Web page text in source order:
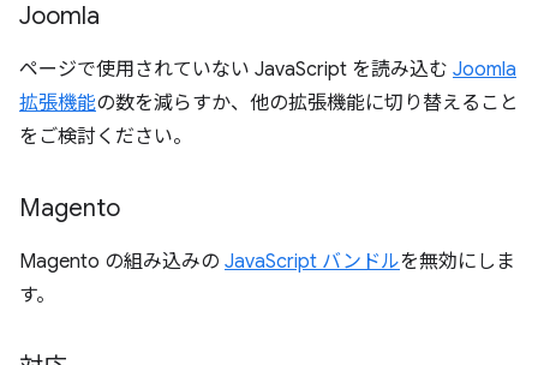
Joomla
ページで使用されていない JavaScript を読み込む Joomla
拡張機能の数を減らすか、他の拡張機能に切り替えること
をご検討ください。
Magento
Magento の組み込みの JavaScript バンドルを無効にしま
す。